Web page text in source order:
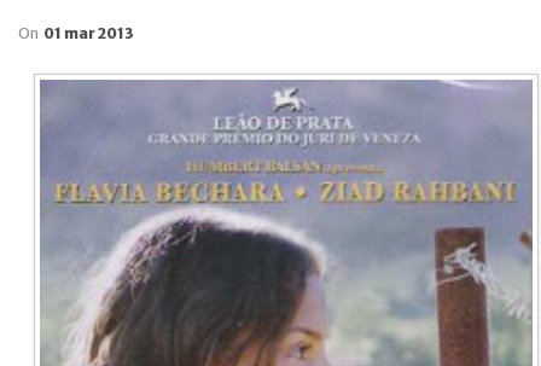
On 01 mar 2013